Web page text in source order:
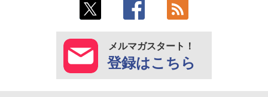
メルマガスタート！
登録はこちら